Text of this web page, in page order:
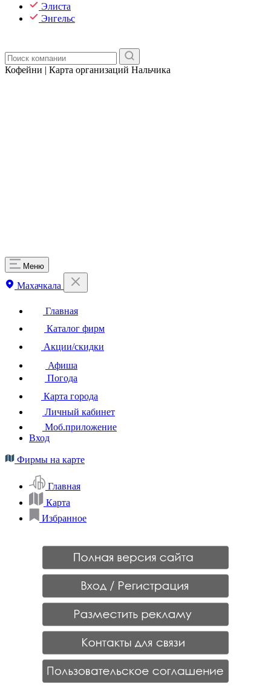
Элиста
Энгельс
Кофейни | Карта организаций Нальчика
Меню
Махачкала
Главная
Каталог фирм
Акции/скидки
Афиша
Погода
Карта города
Личный кабинет
Моб.приложение
Вход
Фирмы на карте
Главная
Карта
Избранное